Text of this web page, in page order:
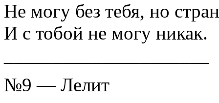
Не могу без тебя, но
И с тобой не могу никак.
№9 — Лелит